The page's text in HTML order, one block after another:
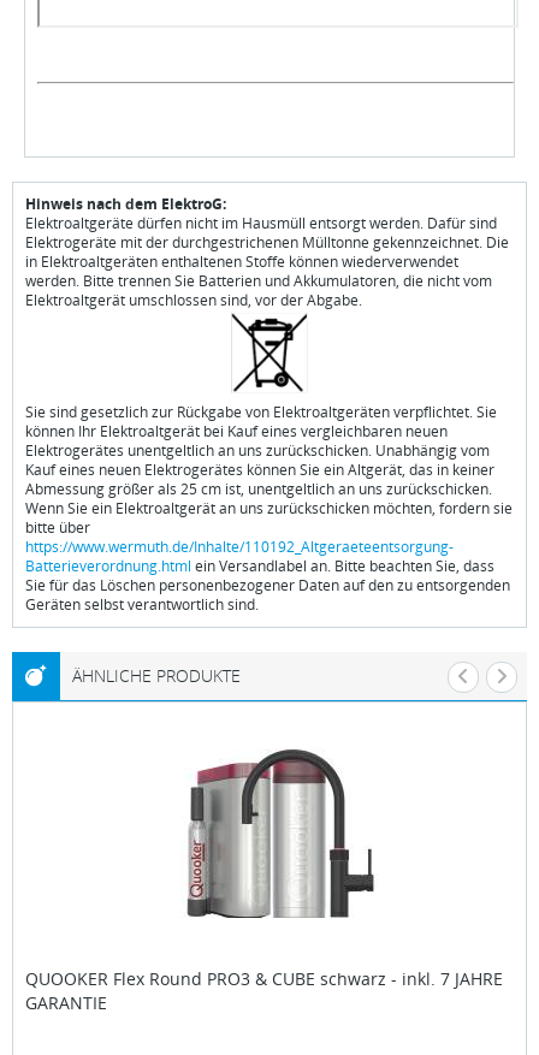
Hinweis nach dem ElektroG:
Elektroaltgeräte dürfen nicht im Hausmüll entsorgt werden. Dafür sind
Elektrogeräte mit der durchgestrichenen Mülltonne gekennzeichnet. Die
in Elektroaltgeräten enthaltenen Stoffe können wiederverwendet
werden. Bitte trennen Sie Batterien und Akkumulatoren, die nicht vom
Elektroaltgerät umschlossen sind, vor der Abgabe.
Sie sind gesetzlich zur Rückgabe von Elektroaltgeräten verpflichtet. Sie
können Ihr Elektroaltgerät bei Kauf eines vergleichbaren neuen
Elektrogerätes unentgeltlich an uns zurückschicken. Unabhängig vom
Kauf eines neuen Elektrogerätes können Sie ein Altgerät, das in keiner
Abmessung größer als 25 cm ist, unentgeltlich an uns zurückschicken.
Wenn Sie ein Elektroaltgerät an uns zurückschicken möchten, fordern sie
bitte über
https://www.wermuth.de/Inhalte/110192_Altgeraeteentsorgung-
Batterieverordnung.html ein Versandlabel an. Bitte beachten Sie, dass
Sie für das Löschen personenbezogener Daten auf den zu entsorgenden
Geräten selbst verantwortlich sind.
ÄHNLICHE PRODUKTE
QUOOKER Flex Round PRO3 & CUBE schwarz - inkl. 7 JAHRE
GARANTIE